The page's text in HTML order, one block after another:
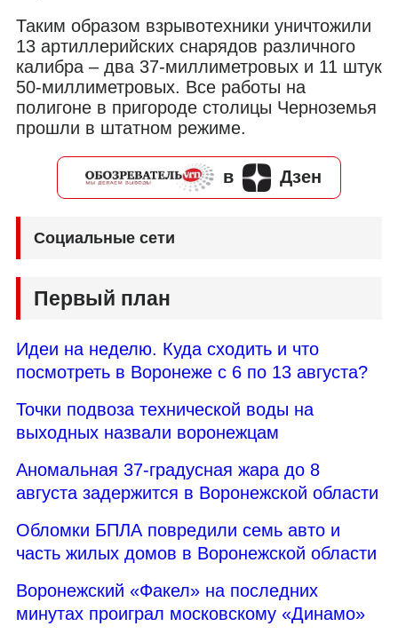
Таким образом взрывотехники уничтожили
13 артиллерийских снарядов различного
калибра – два 37-миллиметровых и 11 штук
50-миллиметровых. Все работы на
полигоне в пригороде столицы Черноземья
прошли в штатном режиме.
в Дзен
Социальные сети
Первый план
Идеи на неделю. Куда сходить и что
посмотреть в Воронеже с 6 по 13 августа?
Точки подвоза технической воды на
выходных назвали воронежцам
Аномальная 37-градусная жара до 8
августа задержится в Воронежской области
Обломки БПЛА повредили семь авто и
часть жилых домов в Воронежской области
Воронежский «Факел» на последних
минутах проиграл московскому «Динамо»